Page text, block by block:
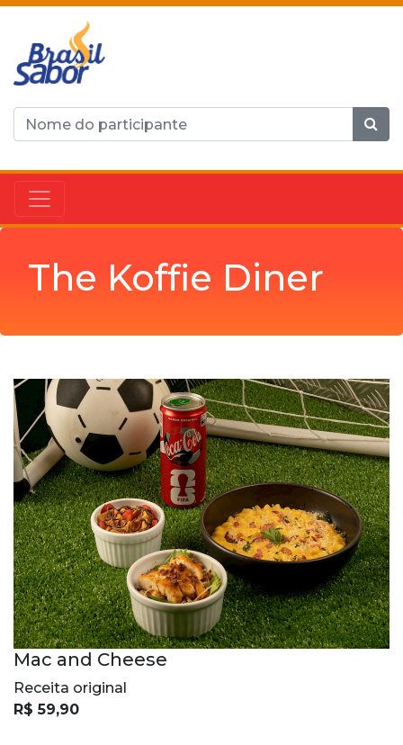
The Koffie Diner
Mac and Cheese
Receita original
R$ 59,90